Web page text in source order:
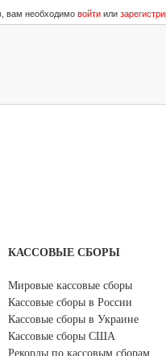
вам необходимо войтиили
КАССОВЫЕ СБОРЫ
Мировые кассовые сборы
Кассовые сборы в России
Кассовые сборы в Украине
Кассовые сборы США
Рекорды по кассовым сборам